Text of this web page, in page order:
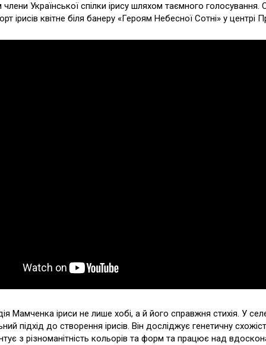
Української спілки ірису шляхом таємного голосування.
ірисів квітне біля банеру «Героям Небесної Сотні» у центрі
Мамченка іриси не лише хобі, а й його справжня стихія. У
підхід до створення ірисів. Він досліджує генетичну
з різноманітність кольорів та форм та працює над